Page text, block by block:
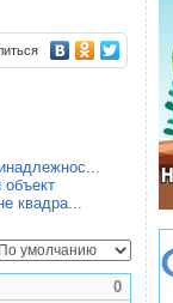
объект
квадра...
0